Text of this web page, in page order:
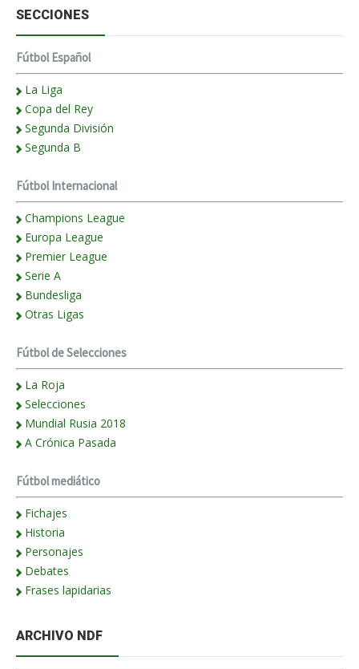
SECCIONES
Fútbol Español
La Liga
Copa del Rey
Segunda División
Segunda B
Fútbol Internacional
Champions League
Europa League
Premier League
Serie A
Bundesliga
Otras Ligas
Fútbol de Selecciones
La Roja
Selecciones
Mundial Rusia 2018
A Crónica Pasada
Fútbol mediático
Fichajes
Historia
Personajes
Debates
Frases lapidarias
ARCHIVO NDF